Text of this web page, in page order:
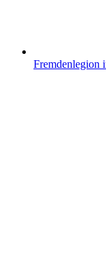
Fremdenlegion